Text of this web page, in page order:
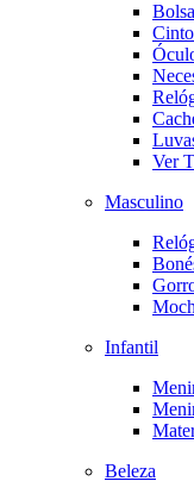
Ver
Masculino
Infantil
Beleza